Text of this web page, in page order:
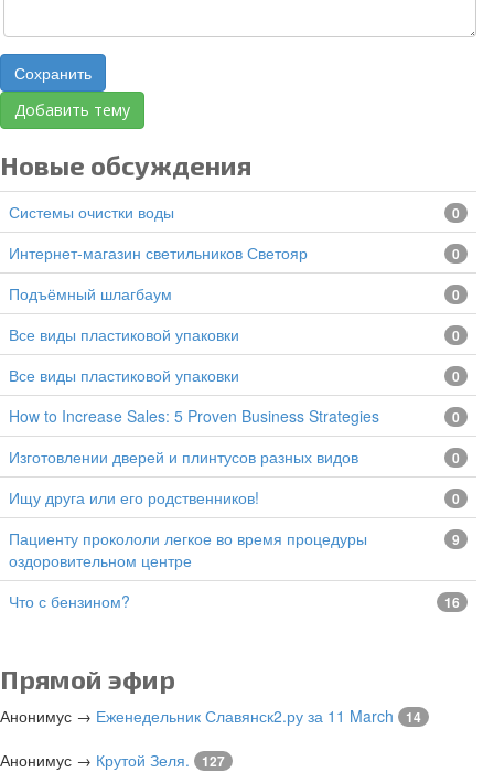
Сохранить
Добавить тему
Новые обсуждения
Системы очистки воды 0
Интернет-магазин светильников Светояр 0
подъёмный шлагбаум 0
все виды пластиковой упаковки 0
все виды пластиковой упаковки 0
How to Increase Sales: 5 Proven Business Strategies 0
изготовлении дверей и плинтусов разных видов 0
Ищу друга или его родственников! 0
Пациенту прокололи легкое во время процедуры
оздоровительном центре
9
Что с бензином? 16
Прямой эфир
Анонимус → Еженедельник Славянск2.ру за 11 March 14
Анонимус → Крутой Зеля. 127